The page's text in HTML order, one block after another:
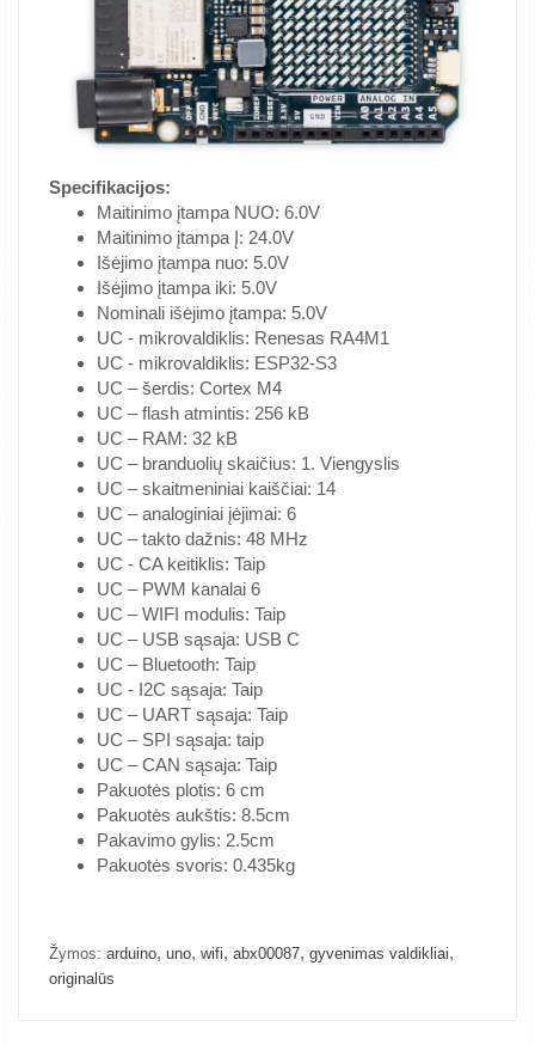
Specifikacijos:
Maitinimo įtampa NUO: 6.0V
Maitinimo įtampa Į: 24.0V
Išėjimo įtampa nuo: 5.0V
Išėjimo įtampa iki: 5.0V
Nominali išėjimo įtampa: 5.0V
UC - mikrovaldiklis: Renesas RA4M1
UC - mikrovaldiklis: ESP32-S3
UC – šerdis: Cortex M4
UC – flash atmintis: 256 kB
UC – RAM: 32 kB
UC – branduolių skaičius: 1. Viengyslis
UC – skaitmeniniai kaiščiai: 14
UC – analoginiai įėjimai: 6
UC – takto dažnis: 48 MHz
UC - CA keitiklis: Taip
UC – PWM kanalai 6
UC – WIFI modulis: Taip
UC – USB sąsaja: USB C
UC – Bluetooth: Taip
UC - I2C sąsaja: Taip
UC – UART sąsaja: Taip
UC – SPI sąsaja: taip
UC – CAN sąsaja: Taip
Pakuotės plotis: 6 cm
Pakuotės aukštis: 8.5cm
Pakavimo gylis: 2.5cm
Pakuotės svoris: 0.435kg
Žymos: arduino, uno, wifi, abx00087, gyvenimas valdikliai,
originalūs